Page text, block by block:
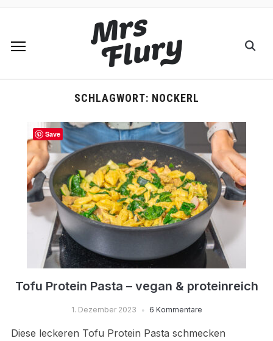
SCHLAGWORT: NOCKERL
Tofu Protein Pasta – vegan & proteinreich
1. Dezember 2023 6 Kommentare
Diese leckeren Tofu Protein Pasta schmecken
Save